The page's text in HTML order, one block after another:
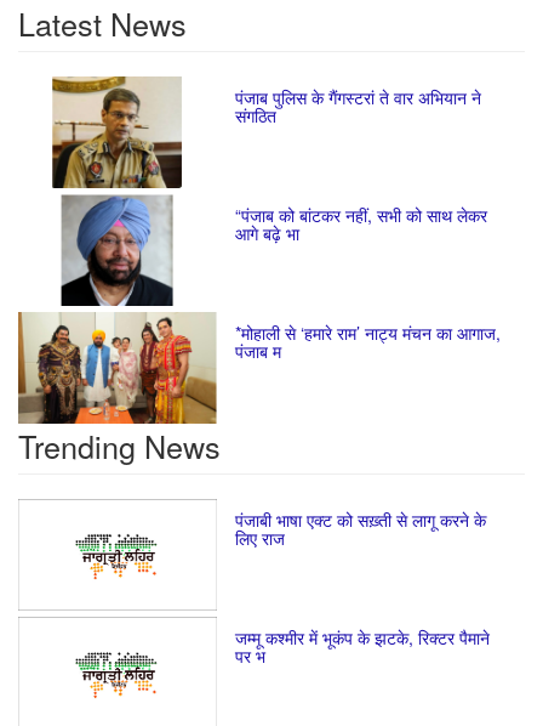
Latest News
पंजाब पुलिस के गैंगस्टरां ते वार अभियान ने
संगठित
“पंजाब को बांटकर नहीं, सभी को साथ लेकर
आगे बढ़े भा
*मोहाली से ‘हमारे राम’ नाट्य मंचन का आगाज,
पंजाब म
Trending News
पंजाबी भाषा एक्ट को सख़्ती से लागू करने के
लिए राज
जम्मू कश्मीर में भूकंप के झटके, रिक्टर पैमाने
पर भ